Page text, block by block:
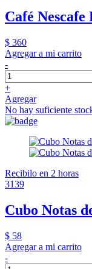
Café
$ 360
Agregar a mi carrito
-
+
Agregar
No hay suficiente
Recibilo en 2 horas
3139
Cubo Notas
$ 58
Agregar a mi carrito
-